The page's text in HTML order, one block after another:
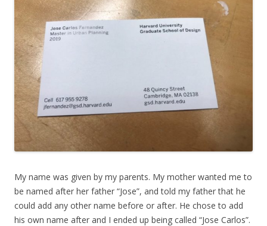
My name was given by my parents. My mother wanted me to
be named after her father “Jose”, and told my father that he
could add any other name before or after. He chose to add
his own name after and I ended up being called “Jose Carlos”.